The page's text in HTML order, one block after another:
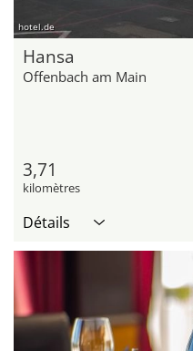
hotel.de
Hansa
Offenbach am Main
3,71
kilomètres
Détails